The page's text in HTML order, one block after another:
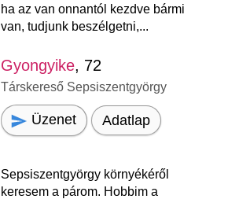
ha az van onnantól kezdve bármi
van, tudjunk beszélgetni,...
Gyongyike, 72
Társkereső Sepsiszentgyörgy
Üzenet Adatlap
Sepsiszentgyörgy környékéről
keresem a párom. Hobbim a